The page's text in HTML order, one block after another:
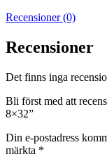
Recensioner (0)
Recensioner
Det finns inga
Bli först med att
8×32”
Din e-postadress
märkta *